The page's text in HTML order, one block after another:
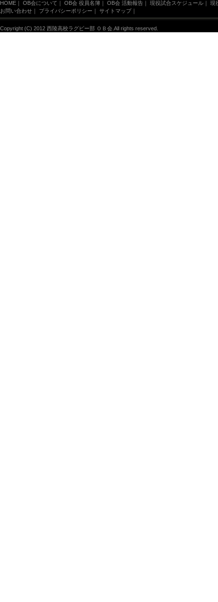
HOME ｜ OB会について ｜ OB会 役員名簿 ｜ OB会 活動報告 ｜ 現役試合スケジュール ｜ 現
お問い合わせ ｜ プライバシーポリシー ｜ サイトマップ｜
Copyright (C) 2012 西陵高校ラグビー部 ＯＢ会.All rights reserved.